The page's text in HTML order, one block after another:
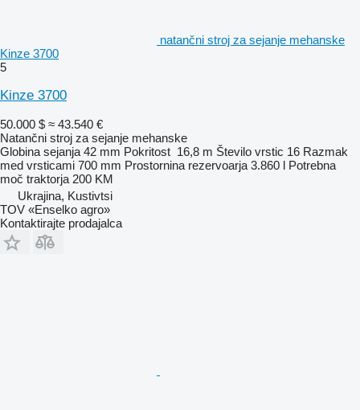
natančni stroj za sejanje mehanske
Kinze 3700
5
Kinze 3700
50.000 $ ≈ 43.540 €
Natančni stroj za sejanje mehanske
Globina sejanja 42 mm Pokritost 16,8 m Število vrstic 16 Razmak
med vrsticami 700 mm Prostornina rezervoarja 3.860 l Potrebna
moč traktorja 200 KM
Ukrajina, Kustivtsi
TOV «Enselko agro»
Kontaktirajte prodajalca